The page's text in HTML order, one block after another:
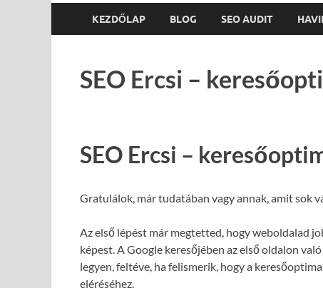
KEZDŐLAP BLOG SEO AUDIT
SEO Ercsi –
SEO Ercsi –
Gratulálok, már tudatában vagy annak, amit sok
Az első lépést már megtetted, hogy weboldalad
képest. A Google keresőjében az első oldalon
legyen, feltéve, ha felismerik, hogy a
eléréséhez.